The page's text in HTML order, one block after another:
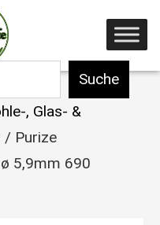
Suche
, Glas- &
/ Purize
5,9mm 690